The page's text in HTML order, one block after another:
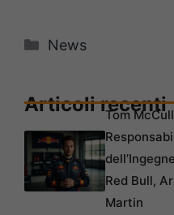
Categorie
News
Articoli recenti
Tom
Red Bull,
Martin